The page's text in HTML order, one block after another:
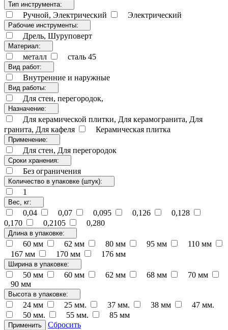
Тип инструмента:
Ручной, Электрический Электрический
Рабочие инструменты:
Дрель, Шуруповерт
Материал:
металл сталь 45
Вид работ:
Внутренние и наружные
Вид работы:
Для стен, перегородок,
Назначение:
Для керамической плитки, Для керамогранита, Для
гранита, Для кафеля
Керамическая плитка
Применение:
Для стен, Для перегородок
Сроки хранения:
Без ограничения
Количество в упаковке (штук):
1
Вес, кг:
0,04 0,07 0,095 0,126
0,128
0,170
0,2105 0,280
Длина в упаковке:
60 мм 62 мм 80 мм 95 мм
110 мм
167 мм
170 мм 176 мм
Ширина в упаковке:
50 мм 60 мм 62 мм 68 мм
70 мм
90 мм
Высота в упаковке:
24 мм 25 мм. 37 мм. 38 мм
47 мм.
50 мм.
55 мм. 85 мм
Применить Сбросить